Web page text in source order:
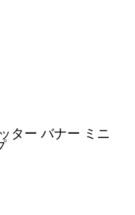
ター バナー ミニ